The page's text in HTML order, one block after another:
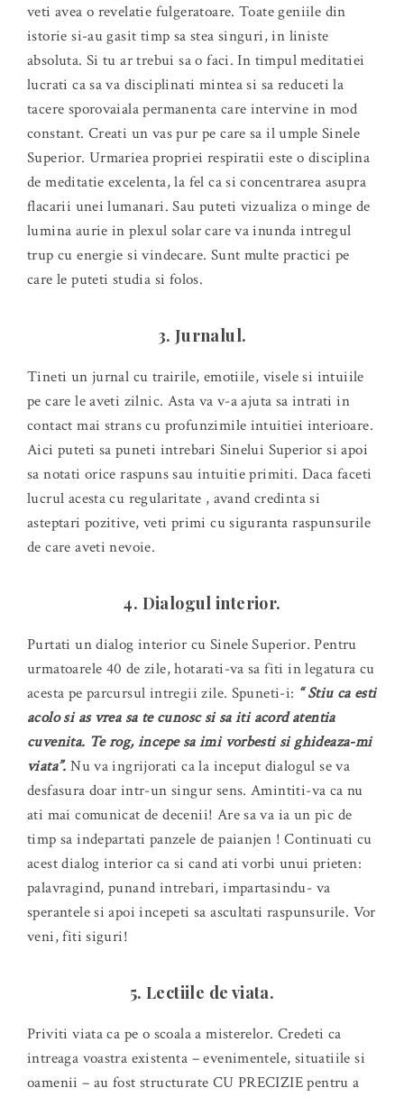
veti avea o revelatie fulgeratoare. Toate geniile din
istorie si-au gasit timp sa stea singuri, in liniste
absoluta. Si tu ar trebui sa o faci. In timpul meditatiei
lucrati ca sa va disciplinati mintea si sa reduceti la
tacere sporovaiala permanenta care intervine in mod
constant. Creati un vas pur pe care sa il umple Sinele
Superior. Urmariea propriei respiratii este o disciplina
de meditatie excelenta, la fel ca si concentrarea asupra
flacarii unei lumanari. Sau puteti vizualiza o minge de
lumina aurie in plexul solar care va inunda intregul
trup cu energie si vindecare. Sunt multe practici pe
care le puteti studia si folos.
3. Jurnalul.
Tineti un jurnal cu trairile, emotiile, visele si intuiile
pe care le aveti zilnic. Asta va v-a ajuta sa intrati in
contact mai strans cu profunzimile intuitiei interioare.
Aici puteti sa puneti intrebari Sinelui Superior si apoi
sa notati orice raspuns sau intuitie primiti. Daca faceti
lucrul acesta cu regularitate , avand credinta si
asteptari pozitive, veti primi cu siguranta raspunsurile
de care aveti nevoie.
4. Dialogul interior.
Purtati un dialog interior cu Sinele Superior. Pentru
urmatoarele 40 de zile, hotarati-va sa fiti in legatura cu
acesta pe parcursul intregii zile. Spuneti-i: “ Stiu ca esti
acolo si as vrea sa te cunosc si sa iti acord atentia
cuvenita. Te rog, incepe sa imi vorbesti si ghideaza-mi
viata”. Nu va ingrijorati ca la inceput dialogul se va
desfasura doar intr-un singur sens. Amintiti-va ca nu
ati mai comunicat de decenii! Are sa va ia un pic de
timp sa indepartati panzele de paianjen ! Continuati cu
acest dialog interior ca si cand ati vorbi unui prieten:
palavragind, punand intrebari, impartasindu- va
sperantele si apoi incepeti sa ascultati raspunsurile. Vor
veni, fiti siguri!
5. Lectiile de viata.
Priviti viata ca pe o scoala a misterelor. Credeti ca
intreaga voastra existenta – evenimentele, situatiile si
oamenii – au fost structurate CU PRECIZIE pentru a